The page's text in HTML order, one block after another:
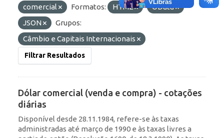
comercial
Formatos: HTML
OData
JSON
Grupos:
Câmbio e Capitais Internacionais
Filtrar Resultados
Dólar comercial (venda e compra) - cotações
diárias
Disponível desde 28.11.1984, refere-se às taxas
administradas até março de 1990 e às taxas livres a